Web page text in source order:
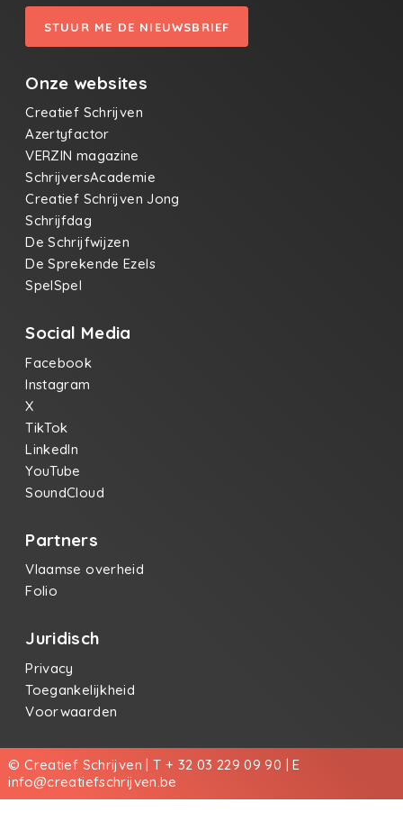
STUUR ME DE NIEUWSBRIEF
Onze websites
Creatief Schrijven
Azertyfactor
VERZIN magazine
SchrijversAcademie
Creatief Schrijven Jong
Schrijfdag
De Schrijfwijzen
De Sprekende Ezels
SpelSpel
Social Media
Facebook
Instagram
X
TikTok
LinkedIn
YouTube
SoundCloud
Partners
Vlaamse overheid
Folio
Juridisch
Privacy
Toegankelijkheid
Voorwaarden
© Creatief Schrijven | T + 32 03 229 09 90 | E
info@creatiefschrijven.be